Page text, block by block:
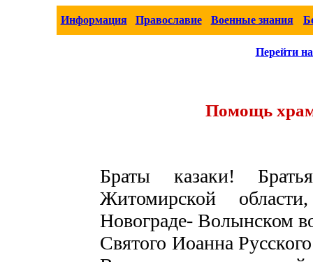
Информация Православие Военные знания
Перейти
Помощь
Браты казаки!
Житомирской
Новограде- Волынском
Святого Иоанна